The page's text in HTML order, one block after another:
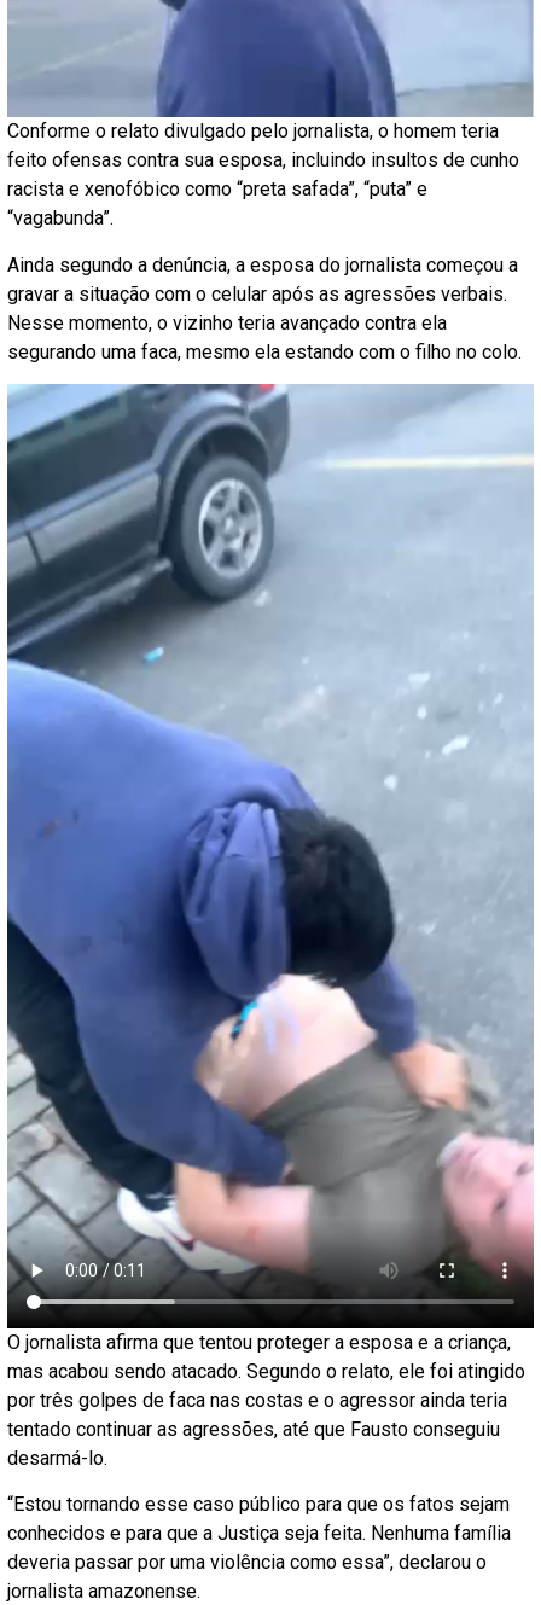
Conforme o relato divulgado pelo jornalista, o homem teria
feito ofensas contra sua esposa, incluindo insultos de cunho
racista e xenofóbico como “preta safada”, “puta” e
“vagabunda”.
Ainda segundo a denúncia, a esposa do jornalista começou a
gravar a situação com o celular após as agressões verbais.
Nesse momento, o vizinho teria avançado contra ela
segurando uma faca, mesmo ela estando com o filho no colo.
O jornalista afirma que tentou proteger a esposa e a criança,
mas acabou sendo atacado. Segundo o relato, ele foi atingido
por três golpes de faca nas costas e o agressor ainda teria
tentado continuar as agressões, até que Fausto conseguiu
desarmá-lo.
“Estou tornando esse caso público para que os fatos sejam
conhecidos e para que a Justiça seja feita. Nenhuma família
deveria passar por uma violência como essa”, declarou o
jornalista amazonense.